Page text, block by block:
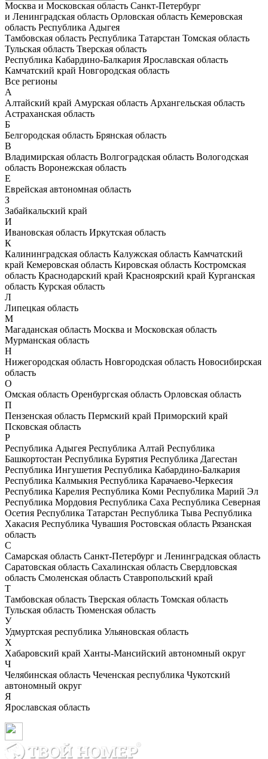
Москва и Московская область Санкт-Петербург
и Ленинградская область Орловская область Кемеровская
область Республика Адыгея
Тамбовская область Республика Татарстан Томская область
Тульская область Тверская область
Республика Кабардино-Балкария Ярославская область
Камчатский край Новгородская область
Все регионы
А
Алтайский край Амурская область Архангельская область
Астраханская область
Б
Белгородская область Брянская область
В
Владимирская область Волгоградская область Вологодская
область Воронежская область
Е
Еврейская автономная область
З
Забайкальский край
И
Ивановская область Иркутская область
К
Калининградская область Калужская область Камчатский
край Кемеровская область Кировская область Костромская
область Краснодарский край Красноярский край Курганская
область Курская область
Л
Липецкая область
М
Магаданская область Москва и Московская область
Мурманская область
Н
Нижегородская область Новгородская область Новосибирская
область
О
Омская область Оренбургская область Орловская область
П
Пензенская область Пермский край Приморский край
Псковская область
Р
Республика Адыгея Республика Алтай Республика
Башкортостан Республика Бурятия Республика Дагестан
Республика Ингушетия Республика Кабардино-Балкария
Республика Калмыкия Республика Карачаево-Черкесия
Республика Карелия Республика Коми Республика Марий Эл
Республика Мордовия Республика Саха Республика Северная
Осетия Республика Татарстан Республика Тыва Республика
Хакасия Республика Чувашия Ростовская область Рязанская
область
С
Самарская область Санкт-Петербург и Ленинградская область
Саратовская область Сахалинская область Свердловская
область Смоленская область Ставропольский край
Т
Тамбовская область Тверская область Томская область
Тульская область Тюменская область
У
Удмуртская республика Ульяновская область
Х
Хабаровский край Ханты-Мансийский автономный округ
Ч
Челябинская область Чеченская республика Чукотский
автономный округ
Я
Ярославская область